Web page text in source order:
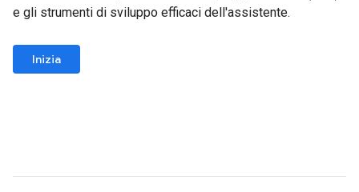
e gli strumenti di sviluppo efficaci dell'assistente.
Inizia